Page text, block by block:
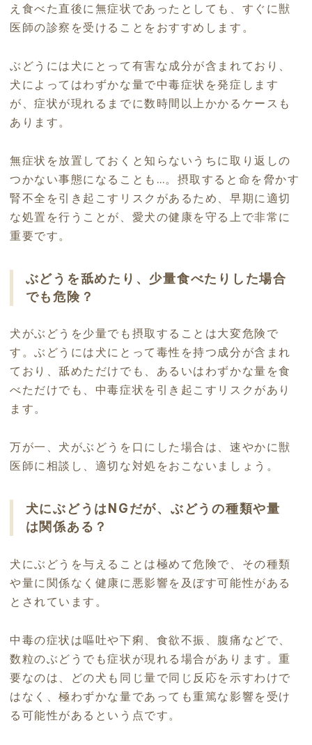
え食べた直後に無症状であったとしても、すぐに獣
医師の診察を受けることをおすすめします。
ぶどうには犬にとって有害な成分が含まれており、
犬によってはわずかな量で中毒症状を発症します
が、症状が現れるまでに数時間以上かかるケースも
あります。
無症状を放置しておくと知らないうちに取り返しの
つかない事態になることも…。摂取すると命を脅かす
腎不全を引き起こすリスクがあるため、早期に適切
な処置を行うことが、愛犬の健康を守る上で非常に
重要です。
ぶどうを舐めたり、少量食べたりした場合
でも危険？
犬がぶどうを少量でも摂取することは大変危険で
す。ぶどうには犬にとって毒性を持つ成分が含まれ
ており、舐めただけでも、あるいはわずかな量を食
べただけでも、中毒症状を引き起こすリスクがあり
ます。
万が一、犬がぶどうを口にした場合は、速やかに獣
医師に相談し、適切な対処をおこないましょう。
犬にぶどうはNGだが、ぶどうの種類や量
は関係ある？
犬にぶどうを与えることは極めて危険で、その種類
や量に関係なく健康に悪影響を及ぼす可能性がある
とされています。
中毒の症状は嘔吐や下痢、食欲不振、腹痛などで、
数粒のぶどうでも症状が現れる場合があります。重
要なのは、どの犬も同じ量で同じ反応を示すわけで
はなく、極わずかな量であっても重篤な影響を受け
る可能性があるという点です。